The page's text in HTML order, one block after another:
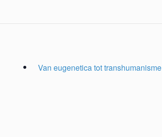
Van eugenetica tot transhumanisme